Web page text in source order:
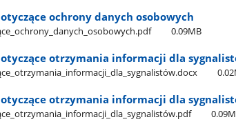
ochrony danych osobowych
0.09MB
otrzymania informacji dla
otrzymania informacji dla